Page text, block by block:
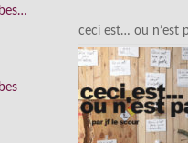
ceci est… ou n’est